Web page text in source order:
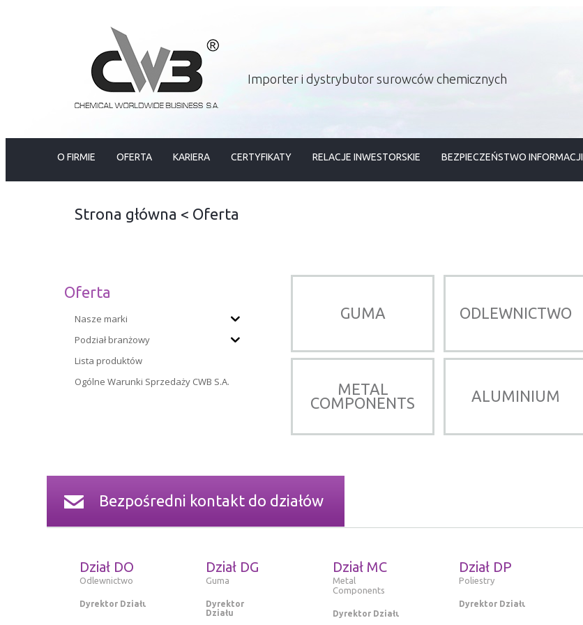
Importer i dystrybutor surowców chemicznych
O FIRMIE OFERTA KARIERA CERTYFIKATY RELACJE INWESTORSKIE BEZPIECZEŃSTWO INFORMACJI
Strona główna < Oferta
Oferta
Nasze marki
Podział branżowy
Lista produktów
Ogólne Warunki Sprzedaży CWB S.A.
GUMA ODLEWNICTWO
METAL
COMPONENTS
ALUMINIUM
Bezpośredni kontakt do działów
Dział DO
Odlewnictwo
Dyrektor Działu
Dział DG
Guma
Dyrektor
Działu
Dział MC
Metal
Components
Dyrektor Działu
Dział DP
Poliestry
Dyrektor Działu